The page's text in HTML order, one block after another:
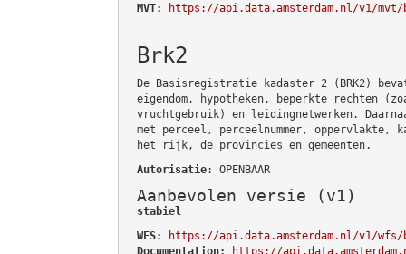
MVT:
https://api.data.amsterdam.nl/v1/mvt/
Brk2
De Basisregistratie kadaster 2 (BRK2)
eigendom, hypotheken, beperkte rechten
vruchtgebruik) en leidingnetwerken.
met perceel, perceelnummer, oppervlakte,
het rijk, de provincies en gemeenten.
Autorisatie: OPENBAAR
Aanbevolen versie (v1)
stabiel
WFS:
https://api.data.amsterdam.nl/v1/wfs/
Documentation:
https://